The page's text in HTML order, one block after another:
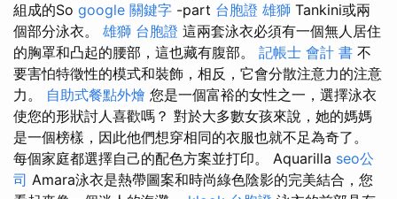
組成的So google 關鍵字 -part 台胞證 雄獅 Tankini或兩
個部分泳衣。 雄獅 台胞證 這兩套泳衣必須有一個無人居住
的胸罩和凸起的腰部，這也藏有腹部。 記帳士 會計 書 不
要害怕特徵性的模式和裝飾，相反，它會分散注意力的注意
力。 自助式餐點外燴 您是一個富裕的女性之一，選擇泳衣
使您的形狀討人喜歡嗎？ 對於大多數女孩來說，她的媽媽
是一個榜樣，因此他們想穿相同的衣服也就不足為奇了。
每個家庭都選擇自己的配色方案並打印。 Aquarilla seo公
司 Amara泳衣是熱帶圖案和時尚綠色陰影的完美結合，您